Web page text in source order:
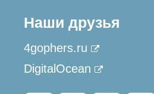
Наши друзья
4gophers.ru
DigitalOcean